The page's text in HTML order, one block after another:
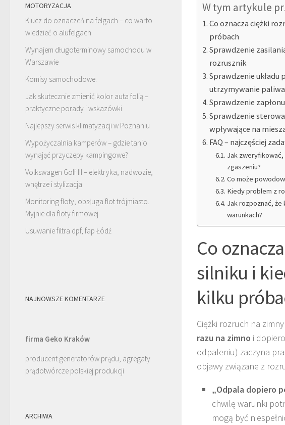
W tym artykule
Co oznacza ciężki
próbach
Sprawdzenie
rozrusznik
Sprawdzenie
utrzymywanie
Sprawdzenie
Sprawdzenie
wpływające na
FAQ – najczęściej
Jak zweryfikować,
zgaszeniu?
Co może
Kiedy problem z
Jak rozpoznać, że
warunkach?
Co
silniku i
kilku
Ciężki rozruch na
razu na zimno i
odpaleniu) zaczyna
objawy związane z
„Odpala dopiero
chwilę warunki
mogą być
MOTORYZACJA
Klucz do oznaczeń na felgach – co warto
wiedzieć o alufelgach
Wynajem długoterminowy samochodu w
Warszawie
Komisy samochodowe.
Jak skutecznie zmienić kolor auta folią –
praktyczne porady i wskazówki
Najlepszy serwis klimatyzacji w Poznaniu
Wypożyczalnia kamperów – gdzie tanio
wynająć przyczepy kampingowe?
Volkswagen Golf III – elektryka, nadwozie,
wnętrze i stylizacja
Monitoring floty, obsługa flot trójmiasto.
Myjnie dla floty firmowej
Usuwanie filtra dpf, fap Łódź
NAJNOWSZE KOMENTARZE
firma Geko Kraków
producent generatorów prądu, agregaty
prądotwórcze polskiej produkcji
ARCHIWA